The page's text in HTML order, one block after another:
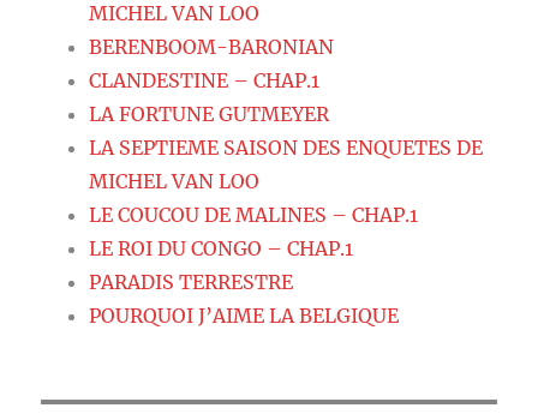
MICHEL VAN LOO
BERENBOOM-BARONIAN
CLANDESTINE – CHAP.1
LA FORTUNE GUTMEYER
LA SEPTIEME SAISON DES ENQUETES DE
MICHEL VAN LOO
LE COUCOU DE MALINES – CHAP.1
LE ROI DU CONGO – CHAP.1
PARADIS TERRESTRE
POURQUOI J’AIME LA BELGIQUE